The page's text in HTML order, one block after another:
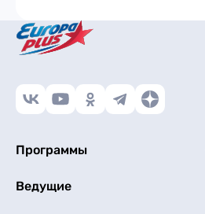
Программы
Ведущие